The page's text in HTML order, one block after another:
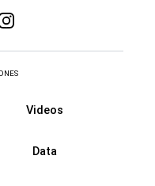
Videos
Data